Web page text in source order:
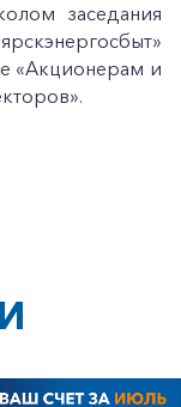
заседания
«Акционерам и